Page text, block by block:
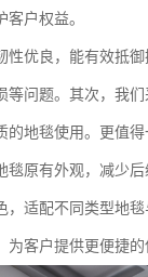
户权益。
优良，能有效抵
问题。其次，我
地毯使用。更值
原有外观，减少后
适配不同类型地
客户提供更便捷的